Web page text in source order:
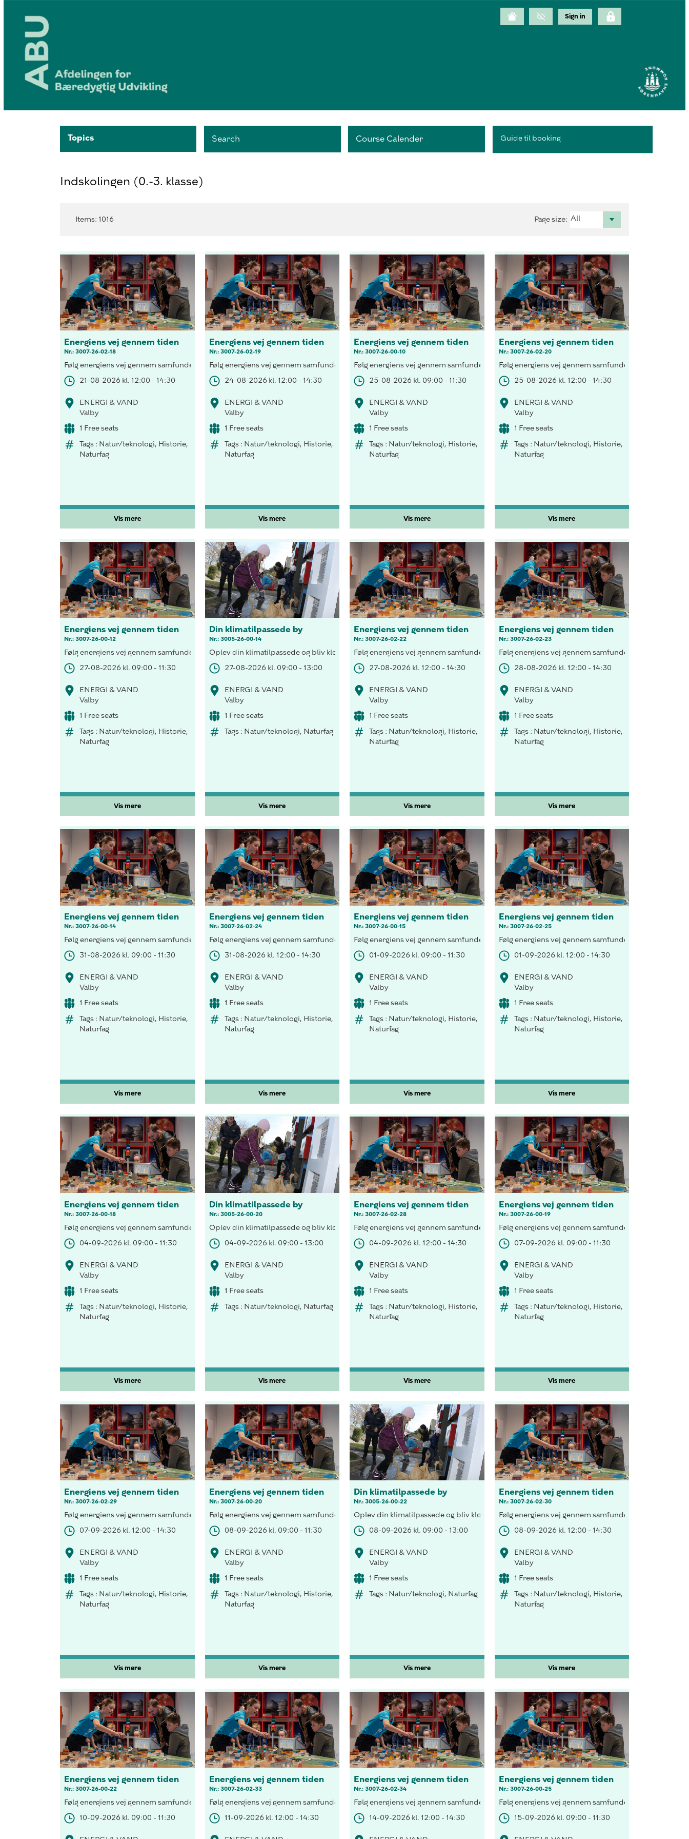
Topics Search Course Calender Guide til booking
Indskolingen (0.-3. klasse)
Items: 1016 Page size:
Energiens vej gennem tiden
Nr.: 3007-26-02-18
Følg energiens vej gennem samfundet, forsyn et hus med vedvarende energi, besøg H.C. Andersen i lyset fra tranlampen og tag på rejse i Smart House og test et dit energiforbrug.
21-08-2026 kl. 12:00 - 14:30
ENERGI & VAND
Valby
1 Free seats
Tags : Natur/teknologi, Historie,
Naturfag
Vis mere
Energiens vej gennem tiden
Nr.: 3007-26-02-19
Følg energiens vej gennem samfundet, forsyn et hus med vedvarende energi, besøg H.C. Andersen i lyset fra tranlampen og tag på rejse i
24-08-2026 kl. 12:00 - 14:30
ENERGI & VAND
Valby
1 Free seats
Tags : Natur/teknologi, Historie,
Naturfag
Vis mere
Energiens vej gennem tiden
Nr.: 3007-26-00-10
Følg energiens vej gennem samfundet, forsyn et hus med vedvarende energi, besøg H.C.
25-08-2026 kl. 09:00 - 11:30
ENERGI & VAND
Valby
1 Free seats
Tags : Natur/teknologi, Historie,
Naturfag
Vis mere
Energiens vej gennem tiden
Nr.: 3007-26-02-20
Følg energiens vej gennem samfundet, forsyn et hus
25-08-2026 kl. 12:00 - 14:30
ENERGI & VAND
Valby
1 Free seats
Tags : Natur/teknologi, Historie,
Naturfag
Vis mere
Energiens vej gennem tiden
Nr.: 3007-26-00-12
Følg energiens vej gennem samfundet, forsyn et hus med vedvarende energi, besøg H.C. Andersen i lyset fra tranlampen og tag på rejse i Smart House og test et dit energiforbrug.
27-08-2026 kl. 09:00 - 11:30
ENERGI & VAND
Valby
1 Free seats
Tags : Natur/teknologi, Historie,
Naturfag
Vis mere
Din klimatilpassede by
Nr.: 3005-26-00-14
Oplev din klimatilpassede og bliv klogere på det vilde vejr der rammer Hovedstadsområdet og hvordan vi kan klimatilpasse byen. Vi
27-08-2026 kl. 09:00 - 13:00
ENERGI & VAND
Valby
1 Free seats
Tags : Natur/teknologi, Naturfag
Vis mere
Energiens vej gennem tiden
Nr.: 3007-26-02-22
Følg energiens vej gennem samfundet, forsyn et hus med vedvarende energi, besøg H.C.
27-08-2026 kl. 12:00 - 14:30
ENERGI & VAND
Valby
1 Free seats
Tags : Natur/teknologi, Historie,
Naturfag
Vis mere
Energiens vej gennem tiden
Nr.: 3007-26-02-23
Følg energiens vej gennem samfundet, forsyn et hus
28-08-2026 kl. 12:00 - 14:30
ENERGI & VAND
Valby
1 Free seats
Tags : Natur/teknologi, Historie,
Naturfag
Vis mere
Energiens vej gennem tiden
Nr.: 3007-26-00-14
Følg energiens vej gennem samfundet, forsyn et hus med vedvarende energi, besøg H.C. Andersen i lyset fra tranlampen og tag på rejse i Smart House og test et dit energiforbrug.
31-08-2026 kl. 09:00 - 11:30
ENERGI & VAND
Valby
1 Free seats
Tags : Natur/teknologi, Historie,
Naturfag
Vis mere
Energiens vej gennem tiden
Nr.: 3007-26-02-24
Følg energiens vej gennem samfundet, forsyn et hus med vedvarende energi, besøg H.C. Andersen i lyset fra tranlampen og tag på rejse i
31-08-2026 kl. 12:00 - 14:30
ENERGI & VAND
Valby
1 Free seats
Tags : Natur/teknologi, Historie,
Naturfag
Vis mere
Energiens vej gennem tiden
Nr.: 3007-26-00-15
Følg energiens vej gennem samfundet, forsyn et hus med vedvarende energi, besøg H.C.
01-09-2026 kl. 09:00 - 11:30
ENERGI & VAND
Valby
1 Free seats
Tags : Natur/teknologi, Historie,
Naturfag
Vis mere
Energiens vej gennem tiden
Nr.: 3007-26-02-25
Følg energiens vej gennem samfundet, forsyn et hus
01-09-2026 kl. 12:00 - 14:30
ENERGI & VAND
Valby
1 Free seats
Tags : Natur/teknologi, Historie,
Naturfag
Vis mere
Energiens vej gennem tiden
Nr.: 3007-26-00-18
Følg energiens vej gennem samfundet, forsyn et hus med vedvarende energi, besøg H.C. Andersen i lyset fra tranlampen og tag på rejse i Smart House og test et dit energiforbrug.
04-09-2026 kl. 09:00 - 11:30
ENERGI & VAND
Valby
1 Free seats
Tags : Natur/teknologi, Historie,
Naturfag
Vis mere
Din klimatilpassede by
Nr.: 3005-26-00-20
Oplev din klimatilpassede og bliv klogere på det vilde vejr der rammer Hovedstadsområdet og hvordan vi kan klimatilpasse byen. Vi
04-09-2026 kl. 09:00 - 13:00
ENERGI & VAND
Valby
1 Free seats
Tags : Natur/teknologi, Naturfag
Vis mere
Energiens vej gennem tiden
Nr.: 3007-26-02-28
Følg energiens vej gennem samfundet, forsyn et hus med vedvarende energi, besøg H.C.
04-09-2026 kl. 12:00 - 14:30
ENERGI & VAND
Valby
1 Free seats
Tags : Natur/teknologi, Historie,
Naturfag
Vis mere
Energiens vej gennem tiden
Nr.: 3007-26-00-19
Følg energiens vej gennem samfundet, forsyn et hus
07-09-2026 kl. 09:00 - 11:30
ENERGI & VAND
Valby
1 Free seats
Tags : Natur/teknologi, Historie,
Naturfag
Vis mere
Energiens vej gennem tiden
Nr.: 3007-26-02-29
Følg energiens vej gennem samfundet, forsyn et hus med vedvarende energi, besøg H.C. Andersen i lyset fra tranlampen og tag på rejse i Smart House og test et dit energiforbrug.
07-09-2026 kl. 12:00 - 14:30
ENERGI & VAND
Valby
1 Free seats
Tags : Natur/teknologi, Historie,
Naturfag
Vis mere
Energiens vej gennem tiden
Nr.: 3007-26-00-20
Følg energiens vej gennem samfundet, forsyn et hus med vedvarende energi, besøg H.C. Andersen i lyset fra tranlampen og tag på rejse i
08-09-2026 kl. 09:00 - 11:30
ENERGI & VAND
Valby
1 Free seats
Tags : Natur/teknologi, Historie,
Naturfag
Vis mere
Din klimatilpassede by
Nr.: 3005-26-00-22
Oplev din klimatilpassede og bliv klogere på det vilde vejr der rammer Hovedstadsområdet
08-09-2026 kl. 09:00 - 13:00
ENERGI & VAND
Valby
1 Free seats
Tags : Natur/teknologi, Naturfag
Vis mere
Energiens vej gennem tiden
Nr.: 3007-26-02-30
Følg energiens vej gennem samfundet, forsyn et hus
08-09-2026 kl. 12:00 - 14:30
ENERGI & VAND
Valby
1 Free seats
Tags : Natur/teknologi, Historie,
Naturfag
Vis mere
Energiens vej gennem tiden
Nr.: 3007-26-00-22
Følg energiens vej gennem samfundet, forsyn et hus med vedvarende energi, besøg H.C. Andersen i lyset fra tranlampen og tag på rejse i Smart House og test et dit energiforbrug.
10-09-2026 kl. 09:00 - 11:30
Energiens vej gennem tiden
Nr.: 3007-26-02-33
Følg energiens vej gennem samfundet, forsyn et hus med vedvarende energi, besøg H.C. Andersen i lyset fra tranlampen og tag på rejse i
11-09-2026 kl. 12:00 - 14:30
Energiens vej gennem tiden
Nr.: 3007-26-02-34
Følg energiens vej gennem samfundet, forsyn et hus med vedvarende energi, besøg H.C.
14-09-2026 kl. 12:00 - 14:30
Energiens vej gennem tiden
Nr.: 3007-26-00-25
Følg energiens vej gennem samfundet, forsyn et hus
15-09-2026 kl. 09:00 - 11:30